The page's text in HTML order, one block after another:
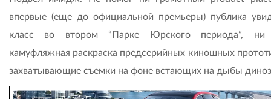
впервые (еще до официальной премьеры) публика
класс во втором “Парке Юрского периода”, ни
камуфляжная раскраска предсерийных киношных
захватывающие съемки на фоне встающих на дыбы